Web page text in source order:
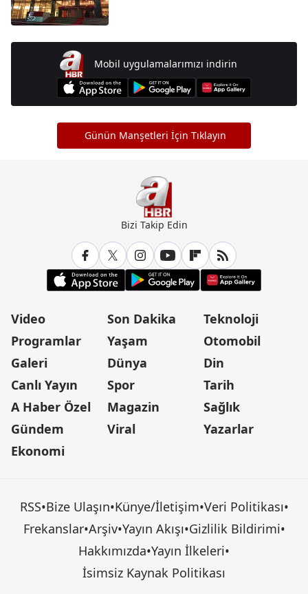
Mobil uygulamalarımızı indirin
Günün Manşetleri İçin Tıklayın
Bizi Takip Edin
Video
Programlar
Galeri
Canlı Yayın
A Haber Özel
Gündem
Ekonomi
Son Dakika
Yaşam
Dünya
Spor
Magazin
Viral
Teknoloji
Otomobil
Din
Tarih
Sağlık
Yazarlar
RSS•Bize Ulaşın•Künye/İletişim•Veri Politikası•
Frekanslar•Arşiv•Yayın Akışı•Gizlilik Bildirimi•
Hakkımızda•Yayın İlkeleri•
İsimsiz Kaynak Politikası